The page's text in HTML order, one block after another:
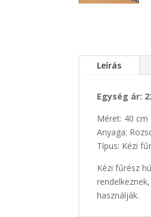
Leírás
Egység ár:
Méret: 40 cm
Anyaga:
Típus: Kézi
Kézi fűrész
használják.